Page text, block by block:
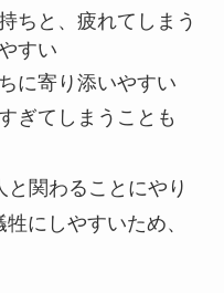
ちと、疲れてしまう
すい
に寄り添いやすい
ぎてしまうことも
関わることにやり
にしやすいため、